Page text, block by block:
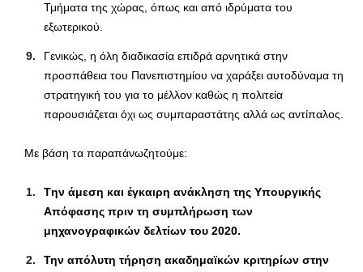
Τμήματα της χώρας, όπως και από ιδρύματα του
εξωτερικού.
Γενικώς, η όλη διαδικασία επιδρά αρνητικά στην
προσπάθεια του Πανεπιστημίου να χαράξει αυτοδύναμα τη
στρατηγική του για το μέλλον καθώς η πολιτεία
παρουσιάζεται όχι ως συμπαραστάτης αλλά ως αντίπαλος.
Με βάση τα παραπάνωζητούμε:
Tην άμεση και έγκαιρη ανάκληση της Υπουργικής
Απόφασης πριν τη συμπλήρωση των
μηχανογραφικών δελτίων του 2020.
Την απόλυτη τήρηση ακαδημαϊκών κριτηρίων στην